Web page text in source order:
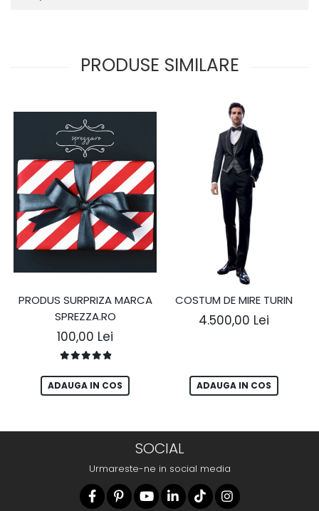
PRODUSE SIMILARE
PRODUS SURPRIZA MARCA
SPREZZA.RO
100,00 Lei
ADAUGA IN COS
COSTUM DE MIRE TURIN
4.500,00 Lei
ADAUGA IN COS
SOCIAL
Urmareste-ne in social media